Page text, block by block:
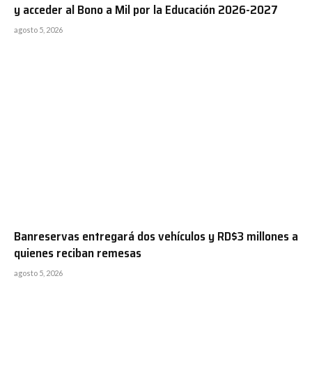
y acceder al Bono a Mil por la Educación 2026-2027
agosto 5, 2026
Banreservas entregará dos vehículos y RD$3 millones a
quienes reciban remesas
agosto 5, 2026